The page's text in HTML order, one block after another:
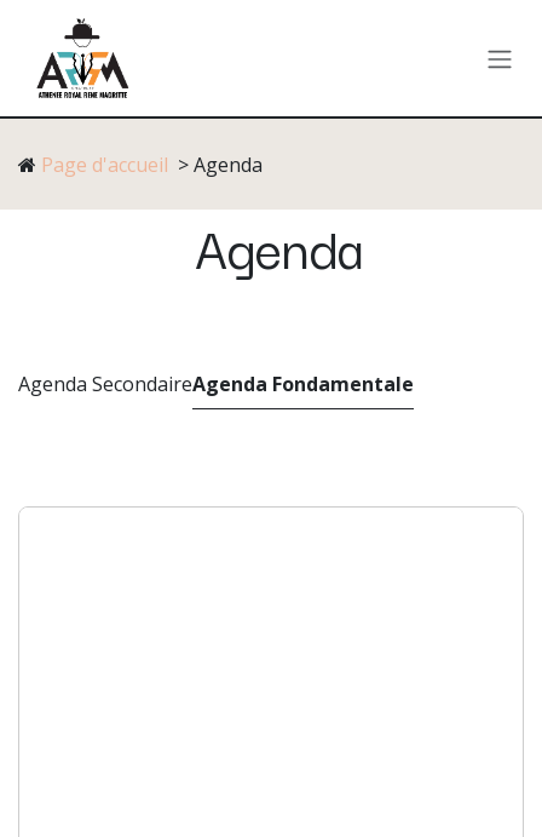
Se rendre au contenu
Page d'accueil > Agenda
Agenda
Agenda SecondaireAgenda Fondamentale